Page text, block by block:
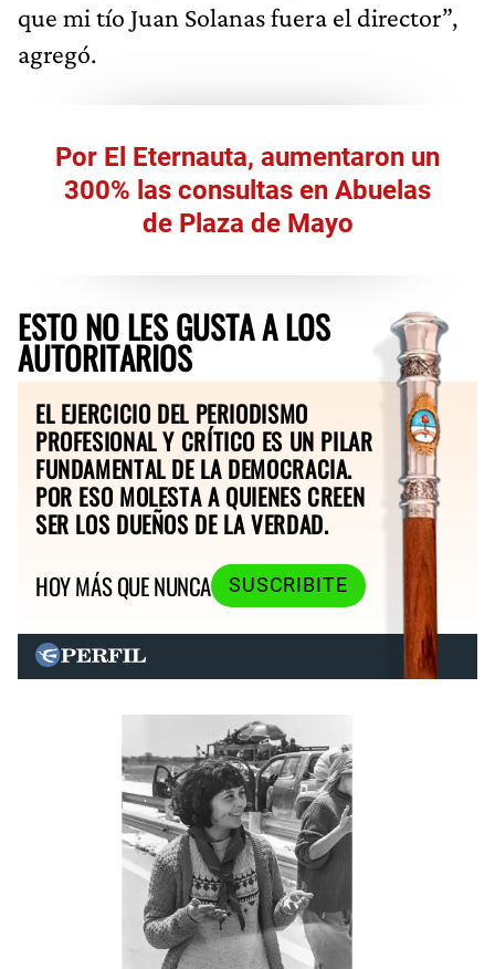
que mi tío Juan Solanas fuera el director”,
agregó.
Por El Eternauta, aumentaron un
300% las consultas en Abuelas
de Plaza de Mayo
ESTO NO LES GUSTA A LOS
AUTORITARIOS
EL EJERCICIO DEL PERIODISMO
PROFESIONAL Y CRÍTICO ES UN PILAR
FUNDAMENTAL DE LA DEMOCRACIA.
POR ESO MOLESTA A QUIENES CREEN
SER LOS DUEÑOS DE LA VERDAD.
HOY MÁS QUE NUNCA
SUSCRIBITE